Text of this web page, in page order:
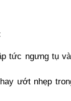
tức ngưng tụ
ướt nhẹp